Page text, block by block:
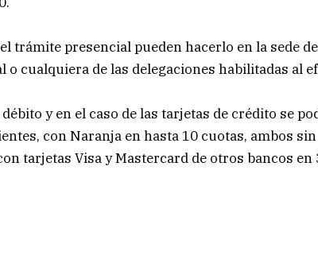
trámite presencial pueden hacerlo en la sede de
o cualquiera de las delegaciones habilitadas al
y en el caso de las tarjetas de crédito se
con Naranja en hasta 10 cuotas, ambos sin
tarjetas Visa y Mastercard de otros bancos en